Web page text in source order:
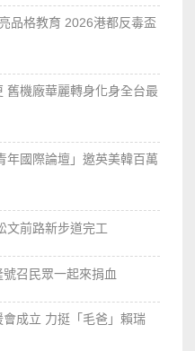
品格教育 2026港都反毒盃
舊機廠華麗轉身化身全台最
年國際論壇」邀英美韓百萬
文前路新步道完工
召民眾一起來捐血
成立 力挺「毛爸」賴瑞